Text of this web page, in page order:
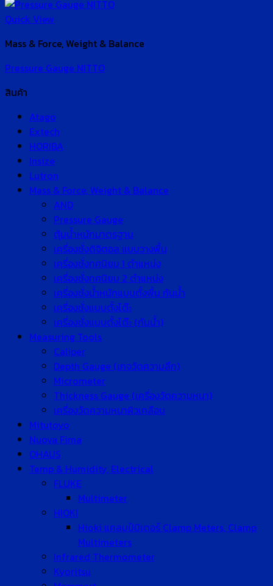
Quick View
Mass & Force, Weight & Balance
Pressure Gauge NITTO
สินค้า
Atago
Extech
HORIBA
Insize
Lutron
Mass & Force, Weight & Balance
AND
Pressure Gauge
ตุ้มน้ำหนักมาตรฐาน
เครื่องชั่งดิจิตอล แบบวางพื้น
เครื่องชั่งทศนิยม 1 ตำแหน่ง
เครื่องชั่งทศนิยม 2 ตำแหน่ง
เครื่องชั่งน้ำหนักแบบตั้งพื้น กันน้ำ
เครื่องชั่งแบบตั้งโต๊ะ
เครื่องชั่งแบบตั้งโต๊ะ (กันน้ำ)
Measuring Tools
Caliper
Depth Gauge (เกจวัดความลึก)
Micrometer
Thickness Gauge (เครื่องวัดความหนา)
เครื่องวัดความหนาผิวเคลือบ
Mitutoyo
Nuova Fima
OHAUS
Temp & Humidity, Electrical
FLUKE
Multimeter
HIOKI
Hioki แคลมป์มิเตอร์ Clamp Meters, Clamp
Multimeters
Infrared Thermometer
Kyoritsu